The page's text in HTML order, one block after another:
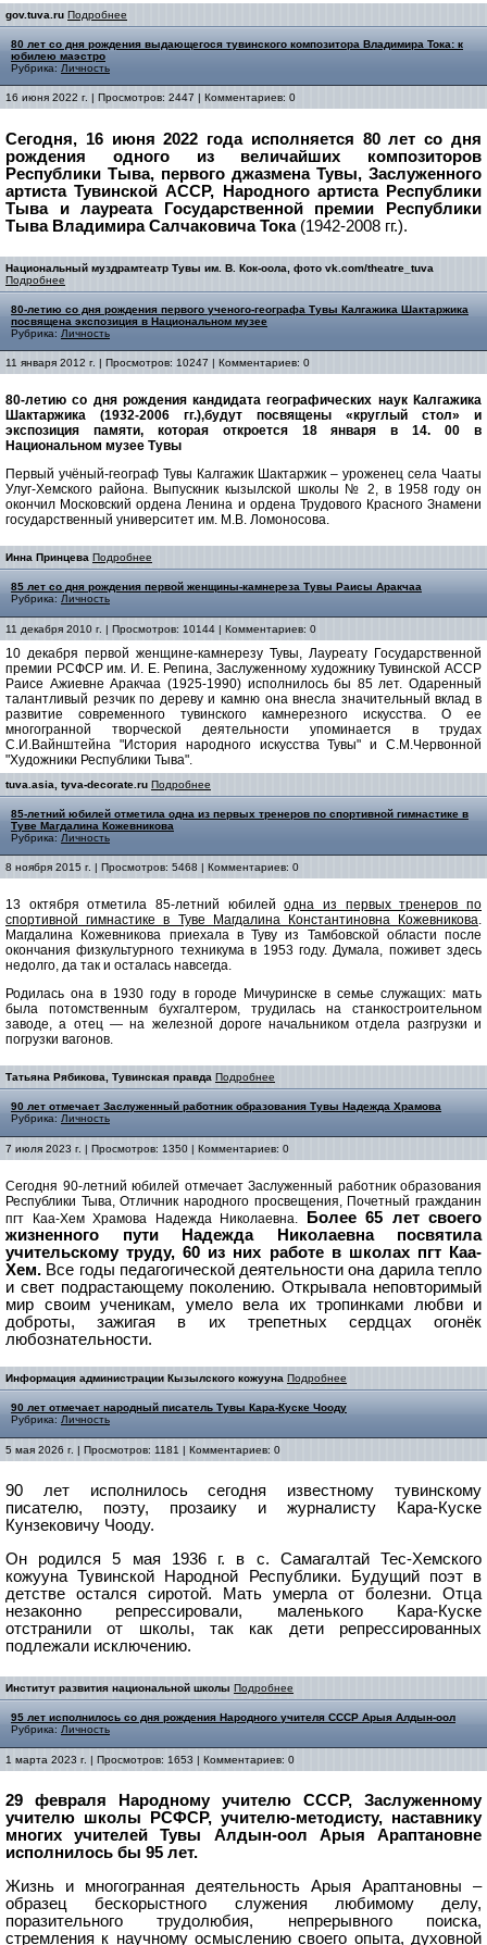
gov.tuva.ru Подробнее
80 лет со дня рождения выдающегося тувинского композитора Владимира Тока: к
юбилею маэстро
Рубрика: Личность
16 июня 2022 г. | Просмотров: 2447 | Комментариев: 0
Сегодня, 16 июня 2022 года исполняется 80 лет со дня
рождения одного из величайших композиторов
Республики Тыва, первого джазмена Тувы, Заслуженного
артиста Тувинской АССР, Народного артиста Республики
Тыва и лауреата Государственной премии Республики
Тыва Владимира Салчаковича Тока(1942-2008 гг.).
Национальный муздрамтеатр Тувы им. В. Кок-оола, фото vk.com/theatre_tuva
Подробнее
80-летию со дня рождения первого ученого-географа Тувы Калгажика Шактаржика
посвящена экспозиция в Национальном музее
Рубрика: Личность
11 января 2012 г. | Просмотров: 10247 | Комментариев: 0
80-летию со дня рождения кандидата географических наук Калгажика
Шактаржика (1932-2006 гг.),будут посвящены «круглый стол» и
экспозиция памяти, которая откроется 18 января в 14. 00 в
Национальном музее Тувы
Первый учёный-географ Тувы Калгажик Шактаржик – уроженец села Чааты
Улуг-Хемского района. Выпускник кызылской школы № 2, в 1958 году он
окончил Московский ордена Ленина и ордена Трудового Красного Знамени
государственный университет им. М.В. Ломоносова.
Инна Принцева Подробнее
85 лет со дня рождения первой женщины-камнереза Тувы Раисы Аракчаа
Рубрика: Личность
11 декабря 2010 г. | Просмотров: 10144 | Комментариев: 0
10 декабря первой женщине-камнерезу Тувы, Лауреату Государственной
премии РСФСР им. И. Е. Репина, Заслуженному художнику Тувинской АССР
Раисе Ажиевне Аракчаа (1925-1990) исполнилось бы 85 лет. Одаренный
талантливый резчик по дереву и камню онa внесла значительный вклад в
развитие современного тувинского камнерезного искусства. О ее
многогранной творческой деятельности упоминается в трудах
С.И.Вайнштейна "История народного искусства Тувы" и С.М.Червонной
"Художники Республики Тыва".
tuva.asia, tyva-decorate.ru Подробнее
85-летний юбилей отметила одна из первых тренеров по спортивной гимнастике в
Туве Магдалина Кожевникова
Рубрика: Личность
8 ноября 2015 г. | Просмотров: 5468 | Комментариев: 0
13 октября отметила 85-летний юбилейодна из первых тренеров по
спортивной гимнастике в Туве Магдалина Константиновна Кожевникова
Магдалина Кожевникова приехала в Туву из Тамбовской области после
окончания физкультурного техникума в 1953 году. Думала, поживет здесь
недолго, да так и осталась навсегда.
Родилась она в 1930 году в городе Мичуринске в семье служащих: мать
была потомственным бухгалтером, трудилась на станкостроительном
заводе, а отец — на железной дороге начальником отдела разгрузки и
погрузки вагонов.
Татьяна Рябикова, Тувинская правда Подробнее
90 лет отмечает Заслуженный работник образования Тувы Надежда Храмова
Рубрика: Личность
7 июля 2023 г. | Просмотров: 1350 | Комментариев: 0
Сегодня 90-летний юбилей отмечает Заслуженный работник образования
Республики Тыва, Отличник народного просвещения, Почетный гражданин
пгт Каа-Хем Храмова Надежда Николаевна.
Более 65 лет своего
жизненного пути Надежда Николаевна посвятила
учительскому труду, 60 из них работе в школах пгт Каа-
Хем. Все годы педагогической деятельности она дарила тепло
и свет подрастающему поколению. Открывала неповторимый
мир своим ученикам, умело вела их тропинками любви и
доброты, зажигая в их трепетных сердцах огонёк
любознательности.
Информация администрации Кызылского кожууна Подробнее
90 лет отмечает народный писатель Тувы Кара-Куске Чооду
Рубрика: Личность
5 мая 2026 г. | Просмотров: 1181 | Комментариев: 0
90 лет исполнилось сегодня известному тувинскому
писателю, поэту, прозаику и журналисту Кара-Куске
Кунзековичу Чооду.
Он родился 5 мая 1936 г. в с. Самагалтай Тес-Хемского
кожууна Тувинской Народной Республики. Будущий поэт в
детстве остался сиротой. Мать умерла от болезни. Отца
незаконно репрессировали, маленького Кара-Куске
отстранили от школы, так как дети репрессированных
подлежали исключению.
Институт развития национальной школы Подробнее
95 лет исполнилось со дня рождения Народного учителя СССР Арыя Алдын-оол
Рубрика: Личность
1 марта 2023 г. | Просмотров: 1653 | Комментариев: 0
29 февраля Народному учителю СССР, Заслуженному
учителю школы РСФСР, учителю-методисту, наставнику
многих учителей Тувы Алдын-оол Арыя Араптановне
исполнилось бы 95 лет.
Жизнь и многогранная деятельность Арыя Араптановны –
образец бескорыстного служения любимому делу,
поразительного трудолюбия, непрерывного поиска,
стремления к научному осмыслению своего опыта, духовной